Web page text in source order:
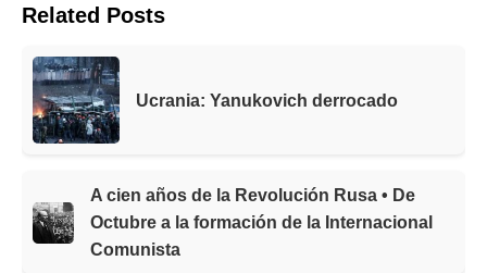
Related Posts
Ucrania: Yanukovich derrocado
A cien años de la Revolución Rusa • De
Octubre a la formación de la Internacional
Comunista